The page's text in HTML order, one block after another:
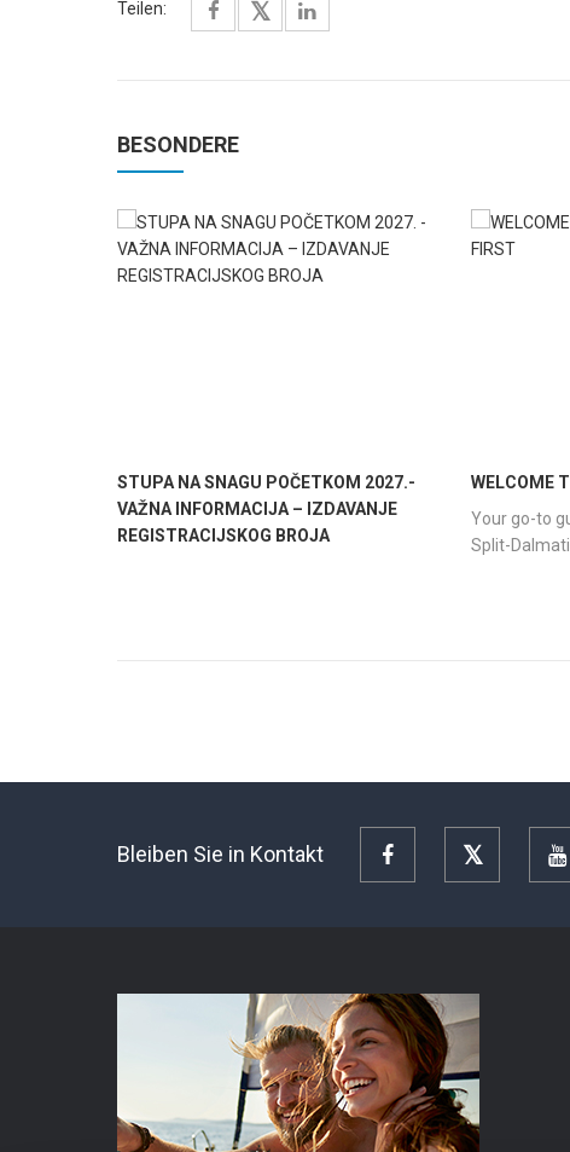
Teilen:
BESONDERE
STUPA NA SNAGU POČETKOM 2027.-
VAŽNA INFORMACIJA – IZDAVANJE
REGISTRACIJSKOG BROJA
WELCOME
Your go-to
Split-
Bleiben Sie in Kontakt Facebook